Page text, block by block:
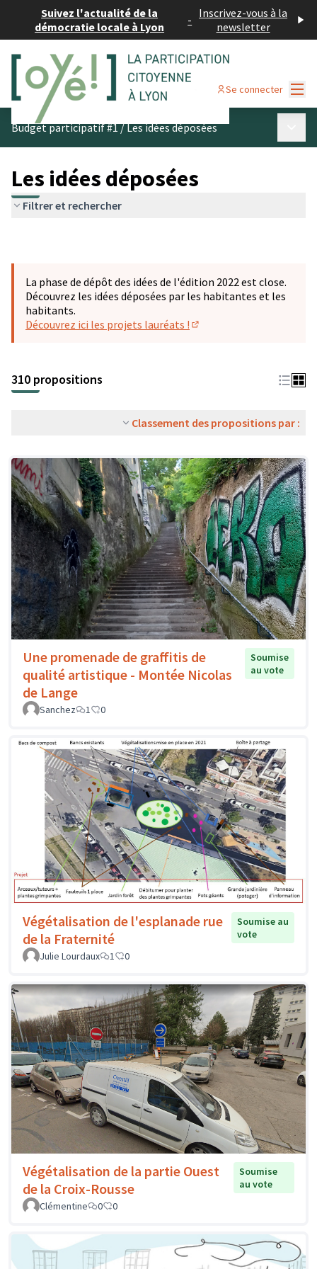
Suivez l'actualité de la
démocratie locale à Lyon
- Inscrivez-vous à la
newsletter
Se connecter
Budget participatif #1/Les idées déposées
Les idées déposées
Filtrer et rechercher
La phase de dépôt des idées de l'édition 2022 est close.
Découvrez les idées déposées par les habitantes et les
habitants.
Découvrez ici les projets lauréats !
310 propositions
Classement des propositions par :
Une promenade de graffitis de
qualité artistique - Montée Nicolas
de Lange
Soumise
au vote
Sanchez 1 0
Végétalisation de l'esplanade rue
de la Fraternité
Soumise au
vote
Julie Lourdaux
1 0
Végétalisation de la partie Ouest
de la Croix-Rousse
Soumise
au vote
Clémentine
0 0